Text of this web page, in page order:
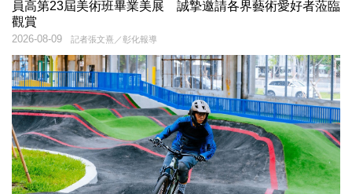
員高第23屆美術班畢業美展 誠摯邀請各界藝術愛好者蒞臨
觀賞
記者張文熹／彰化報導
2026-08-09